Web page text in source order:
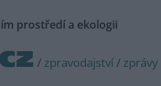
prostředí a ekologii
/ zpravodajství/ zprávy